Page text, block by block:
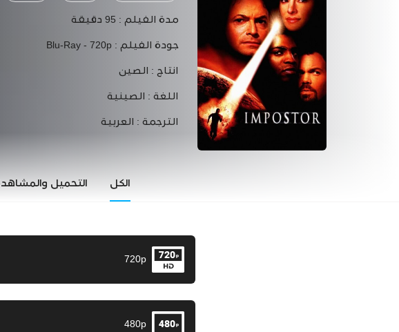
مدة الفيلم : 95 دقيقة
جودة الفيلم : Blu-Ray - 720p
انتاج : الصين
اللغة : الصينية
الترجمة : العربية
الكل التحميل
720p
480p